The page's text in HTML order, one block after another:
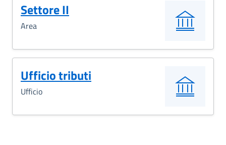
Settore II
Area
Ufficio tributi
Ufficio